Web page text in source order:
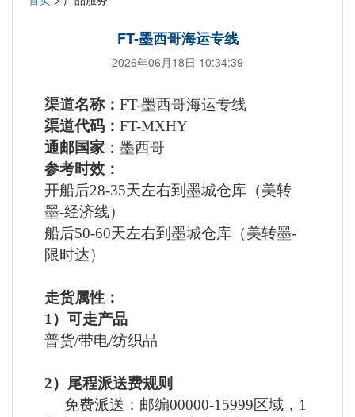
FT-墨西哥海运专线
2026年06月18日 10:34:39
渠道名称： FT-墨西哥海运专线
渠道代码： FT-MXHY
通邮国家 ：墨西哥
参考时效：
开船后28-35天左右到墨城仓库 （美转
墨-经济线）
船后50-60天左右到墨城仓库（美转墨-
限时达）
走货属性：
1）可走产品
普货/带电/纺织品
2）尾程派送费规则
免费派送：邮编00000-15999区域，1